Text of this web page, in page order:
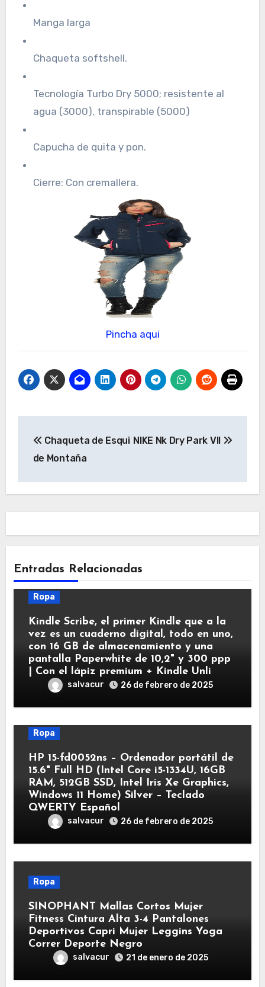
Manga larga
Chaqueta softshell.
Tecnología Turbo Dry 5000; resistente al
agua (3000), transpirable (5000)
Capucha de quita y pon.
Cierre: Con cremallera.
Pincha aqui
de
Chaqueta de Esqui
de Montaña
NIKE Nk Dry Park VII
Entradas Relacionadas
Ropa
Kindle Scribe, el primer Kindle que a la
vez es un cuaderno digital, todo en uno,
con 16 GB de almacenamiento y una
pantalla Paperwhite de 10,2" y 300 ppp
| Con el lápiz premium + Kindle Unli
salvacur 26 de febrero de 2025
Ropa
HP 15-fd0052ns – Ordenador portátil de
15.6" Full HD (Intel Core i5-1334U, 16GB
RAM, 512GB SSD, Intel Iris Xe Graphics,
Windows 11 Home) Silver – Teclado
QWERTY Español
salvacur 26 de febrero de 2025
Ropa
SINOPHANT Mallas Cortos Mujer
Fitness Cintura Alta 3-4 Pantalones
Deportivos Capri Mujer Leggins Yoga
Correr Deporte Negro
salvacur 21 de enero de 2025